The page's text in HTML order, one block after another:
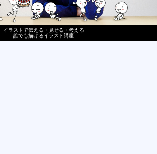
イラストで伝える・見せる・考える
誰でも描けるイラスト講座